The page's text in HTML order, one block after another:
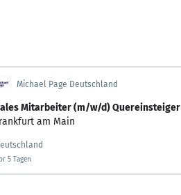
, Mainz,Mannheim
Michael Page Deutschland
Mitarbeiter (m/w/d) Quereinsteiger
am Main
5 Tagen
5 Tagen veröffentlicht